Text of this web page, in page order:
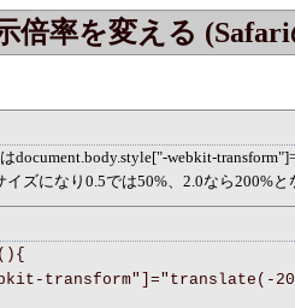
倍率を変える
document.body.style["-webkit-
ズになり0.5では50%、2.0なら200%と
transform"]="translate(-